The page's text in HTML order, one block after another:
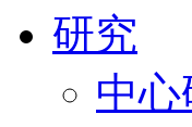
研究
中